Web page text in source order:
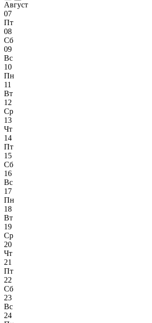
Август
07
Пт
08
Сб
09
Вс
10
Пн
11
Вт
12
Ср
13
Чт
14
Пт
15
Сб
16
Вс
17
Пн
18
Вт
19
Ср
20
Чт
21
Пт
22
Сб
23
Вс
24